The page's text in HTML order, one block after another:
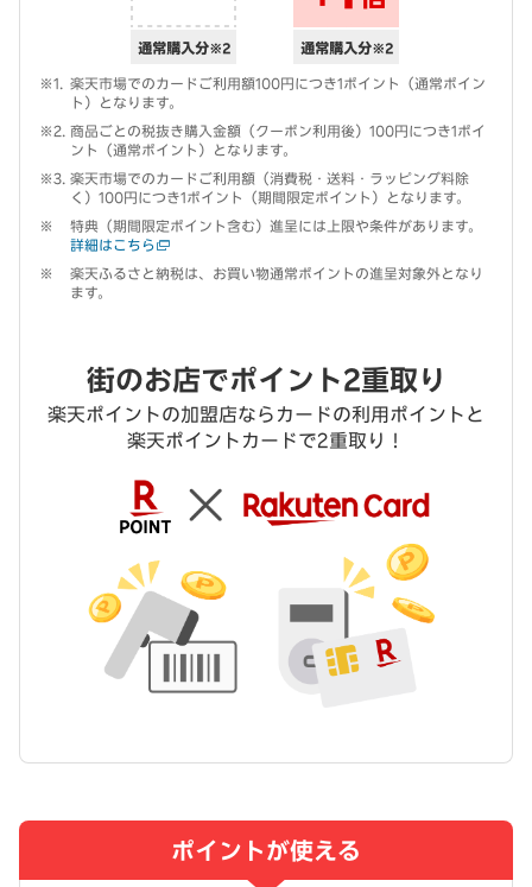
楽天市場でのカードご利用額100円につき1ポイント（通常ポイン
ト）となります。
商品ごとの税抜き購入金額（クーポン利用後）100円につき1ポイ
ント（通常ポイント）となります。
楽天市場でのカードご利用額（消費税・送料・ラッピング料除
く）100円につき1ポイント（期間限定ポイント）となります。
特典（期間限定ポイント含む）進呈には上限や条件があります。
詳細はこちら
楽天ふるさと納税は、お買い物通常ポイントの進呈対象外となり
ます。
街のお店でポイント2重取り
楽天ポイントの加盟店ならカードの利用ポイントと
楽天ポイントカードで2重取り！
ポイントが使える